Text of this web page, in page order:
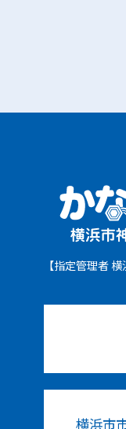
【指定管理者
横浜市